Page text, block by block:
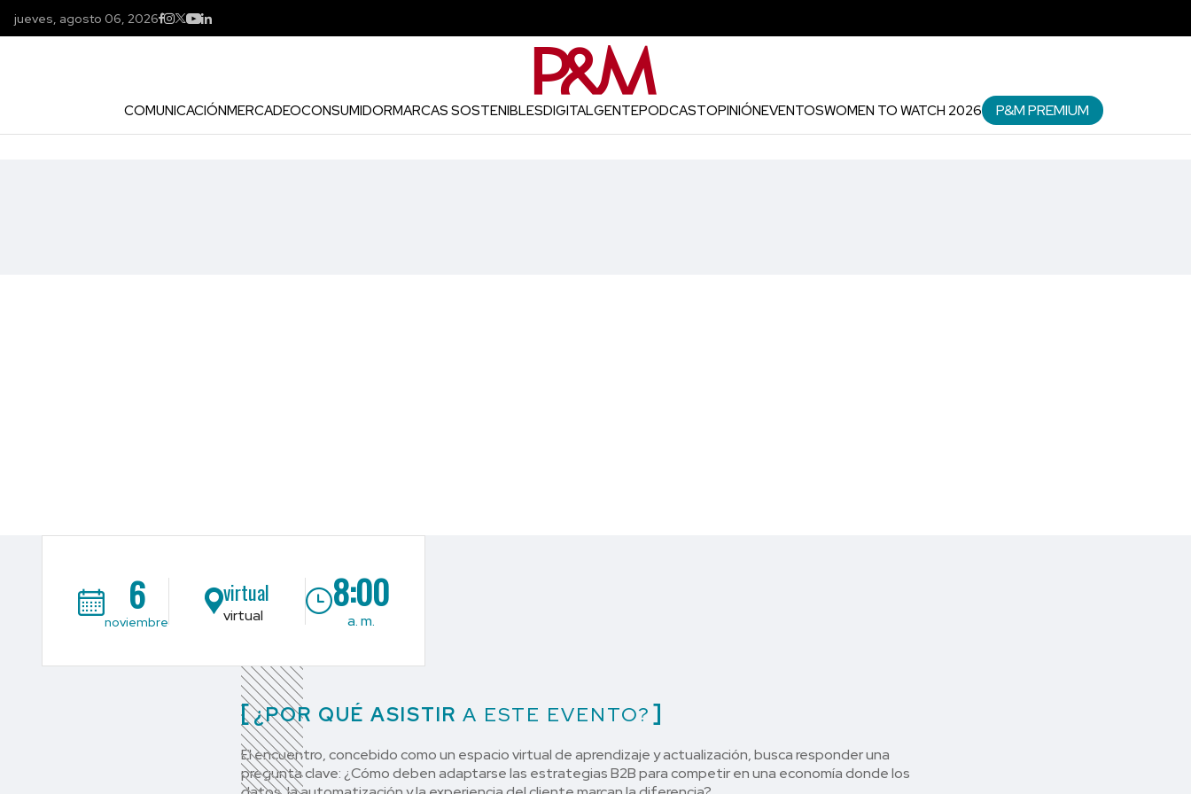
jueves, agosto 06, 2026
COMUNICACIÓNMERCADEOCONSUMIDORMARCAS SOSTENIBLESDIGITALGENTEPODCASTOPINIÓNEVENTOSWOMEN TO WATCH 2026 P&M PREMIUM
6
noviembre
virtual
virtual 8:00
a. m.
¿POR QUÉ ASISTIR A ESTE EVENTO?
El encuentro, concebido como un espacio virtual de aprendizaje y actualización, busca responder una
pregunta clave: ¿Cómo deben adaptarse las estrategias B2B para competir en una economía donde los